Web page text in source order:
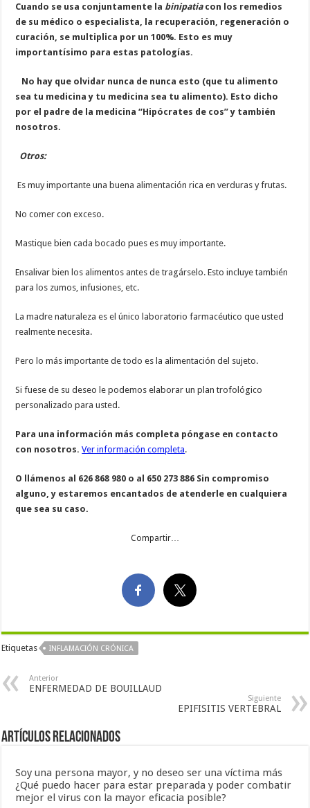
Cuando se usa conjuntamente la binipatia con los remedios
de su médico o especialista, la recuperación, regeneración o
curación, se multiplica por un 100%. Esto es muy
importantísimo para estas patologías.
No hay que olvidar nunca de nunca esto (que tu alimento
sea tu medicina y tu medicina sea tu alimento). Esto dicho
por el padre de la medicina “Hipócrates de cos” y también
nosotros.
Otros:
Es muy importante una buena alimentación rica en verduras y frutas.
No comer con exceso.
Mastique bien cada bocado pues es muy importante.
Ensalivar bien los alimentos antes de tragárselo. Esto incluye también
para los zumos, infusiones, etc.
La madre naturaleza es el único laboratorio farmacéutico que usted
realmente necesita.
Pero lo más importante de todo es la alimentación del sujeto.
Si fuese de su deseo le podemos elaborar un plan trofológico
personalizado para usted.
Para una información más completa póngase en contacto
con nosotros.Ver información completa.
O llámenos al 626 868 980 o al 650 273 886 Sin compromiso
alguno,y estaremos encantados de atenderle en cualquiera
que sea su caso.
Compartir…
Etiquetas INFLAMACIÓN CRÓNICA
Anterior
ENFERMEDAD DE BOUILLAUD
Siguiente
EPIFISITIS VERTEBRAL
Artículos Relacionados
Soy una persona mayor, y no deseo ser una víctima más
¿Qué puedo hacer para estar preparada y poder combatir
mejor el virus con la mayor eficacia posible?